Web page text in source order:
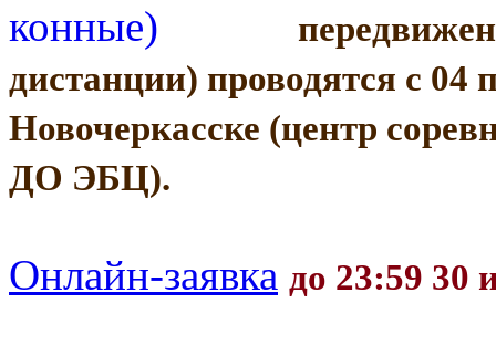
дистанции) проводятся с 04
Новочеркасске (центр
ДО ЭБЦ).
Онлайн-заявка до 23:59 30